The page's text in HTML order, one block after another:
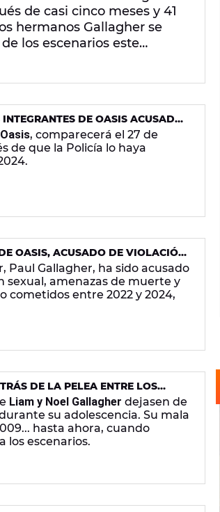
de casi cinco meses y 41
hermanos Gallagher se
los escenarios este
Noel y Liam inician una pausa
a la reflexión.DE OASIS ACUSADO
Oasis, comparecerá el 27 de
de que la Policía lo haya
OASIS, ACUSADO DE VIOLACIÓN
Paul Gallagher, ha sido acusado
sexual, amenazas de muerte y
entre 2022 y 2024,
DE LA PELEA ENTRE LOS
Liam y Noel Gallagher dejasen de
su adolescencia. Su mala
hasta ahora, cuando
los escenarios.